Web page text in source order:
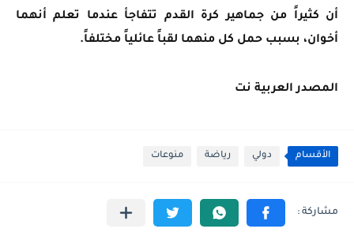
أن كثيراً من جماهير كرة القدم تتفاجأ عندما تعلم أنهما
أخوان، بسبب حمل كل منهما لقباً عائلياً مختلفاً.
المصدر العربية نت
الأقسام دولي رياضة منوعات